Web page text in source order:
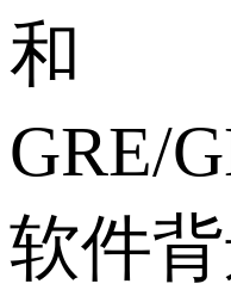
和
GRE/
软件